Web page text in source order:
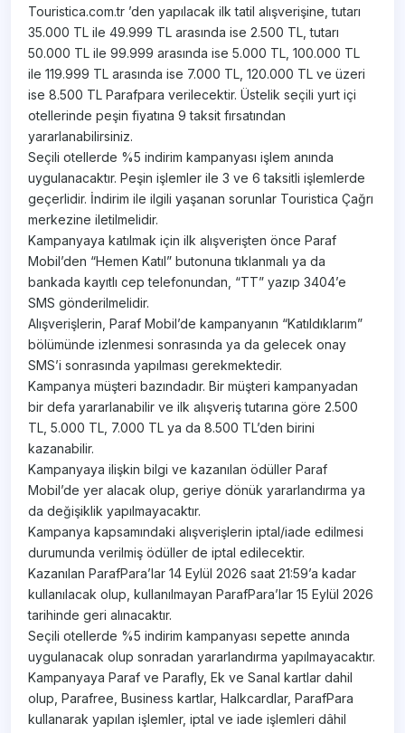
Touristica.com.tr ’den yapılacak ilk tatil alışverişine, tutarı
35.000 TL ile 49.999 TL arasında ise 2.500 TL, tutarı
50.000 TL ile 99.999 arasında ise 5.000 TL, 100.000 TL
ile 119.999 TL arasında ise 7.000 TL, 120.000 TL ve üzeri
ise 8.500 TL Parafpara verilecektir. Üstelik seçili yurt içi
otellerinde peşin fiyatına 9 taksit fırsatından
yararlanabilirsiniz.
Seçili otellerde %5 indirim kampanyası işlem anında
uygulanacaktır. Peşin işlemler ile 3 ve 6 taksitli işlemlerde
geçerlidir. İndirim ile ilgili yaşanan sorunlar Touristica Çağrı
merkezine iletilmelidir.
Kampanyaya katılmak için ilk alışverişten önce Paraf
Mobil’den “Hemen Katıl” butonuna tıklanmalı ya da
bankada kayıtlı cep telefonundan, “TT” yazıp 3404’e
SMS gönderilmelidir.
Alışverişlerin, Paraf Mobil’de kampanyanın “Katıldıklarım”
bölümünde izlenmesi sonrasında ya da gelecek onay
SMS’i sonrasında yapılması gerekmektedir.
Kampanya müşteri bazındadır. Bir müşteri kampanyadan
bir defa yararlanabilir ve ilk alışveriş tutarına göre 2.500
TL, 5.000 TL, 7.000 TL ya da 8.500 TL’den birini
kazanabilir.
Kampanyaya ilişkin bilgi ve kazanılan ödüller Paraf
Mobil’de yer alacak olup, geriye dönük yararlandırma ya
da değişiklik yapılmayacaktır.
Kampanya kapsamındaki alışverişlerin iptal/iade edilmesi
durumunda verilmiş ödüller de iptal edilecektir.
Kazanılan ParafPara’lar 14 Eylül 2026 saat 21:59’a kadar
kullanılacak olup, kullanılmayan ParafPara’lar 15 Eylül 2026
tarihinde geri alınacaktır.
Seçili otellerde %5 indirim kampanyası sepette anında
uygulanacak olup sonradan yararlandırma yapılmayacaktır.
Kampanyaya Paraf ve Parafly, Ek ve Sanal kartlar dahil
olup, Parafree, Business kartlar, Halkcardlar, ParafPara
kullanarak yapılan işlemler, iptal ve iade işlemleri dâhil